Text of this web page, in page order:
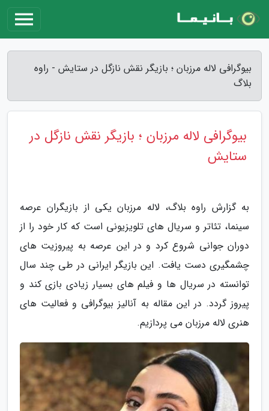
بیوگرافی لاله مرزبان ؛ بازیگر نقش نازگل در ستایش - راوه
بلاگ
بیوگرافی لاله مرزبان ؛ بازیگر نقش نازگل در
ستایش
به گزارش راوه بلاگ، لاله مرزبان یکی از بازیگران عرصه
سینما، تئاتر و سریال های تلویزیونی است که کار خود را از
دوران جوانی شروع کرد و در این عرصه به پیروزیت های
چشمگیری دست یافت. این بازیگر ایرانی در طی چند سال
توانسته در سریال ها و فیلم های بسیار زیادی بازی کند و
پیروز گردد. در این مقاله به آنالیز بیوگرافی و فعالیت های
هنری لاله مرزبان می پردازیم.